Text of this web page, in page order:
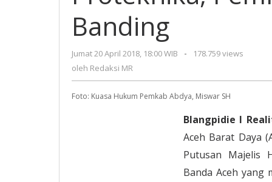
Banding
Jumat 20 April 2018, 18:00 WIB
oleh
-
178.759 views
oleh Redaksi MR
Foto: Kuasa Hukum Pemkab Abdya, Miswar SH
Blangpidie I
Aceh Barat Daya
Putusan Majelis
Banda Aceh yang